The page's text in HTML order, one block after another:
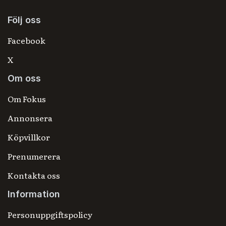
Följ oss
Facebook
X
Om oss
Om Fokus
Annonsera
Köpvillkor
Prenumerera
Kontakta oss
Information
Personuppgiftspolicy